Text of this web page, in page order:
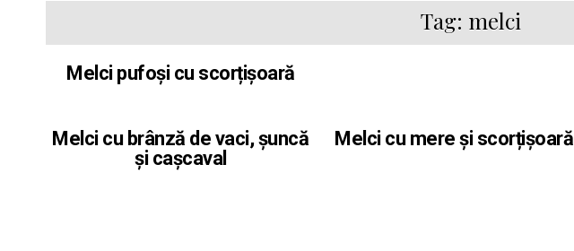
Tag: melci
Melci pufoși cu scorțișoară
Melci cu brânză de vaci, șuncă
și cașcaval
Melci cu mere și scorțișoară